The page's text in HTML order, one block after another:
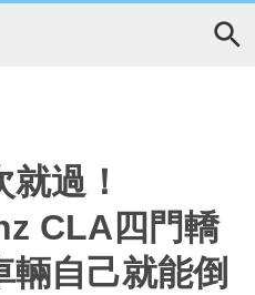
過！
CLA四門轎
輛自己就能倒